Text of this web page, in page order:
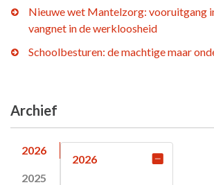
Nieuwe wet Mantelzorg: vooruitgang
vangnet in de werkloosheid
Schoolbesturen: de machtige maar
Archief
2026
2025
2026